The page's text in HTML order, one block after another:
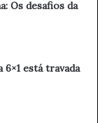
Os desafios da
6×1 está travada